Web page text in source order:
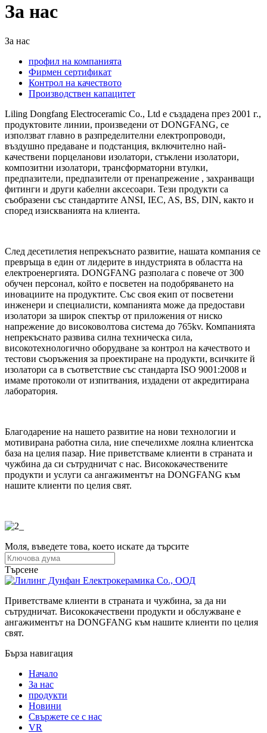
За нас
За нас
профил на компанията
Фирмен сертификат
Контрол на качеството
Производствен капацитет
Liling Dongfang Electroceramic Co., Ltd е създадена през 2001 г.,
продуктовите линии, произведени от DONGFANG, се
използват главно в разпределителни електропроводи,
въздушно предаване и подстанция, включително най-
качествени порцеланови изолатори, стъклени изолатори,
композитни изолатори, трансформаторни втулки,
предпазители, предпазители от пренапрежение , захранващи
фитинги и други кабелни аксесоари. Тези продукти са
съобразени със стандартите ANSI, IEC, AS, BS, DIN, както и
според изискванията на клиента.
След десетилетия непрекъснато развитие, нашата компания се
превръща в един от лидерите в индустрията в областта на
електроенергията. DONGFANG разполага с повече от 300
обучен персонал, който е посветен на подобряването на
иновациите на продуктите. Със своя екип от посветени
инженери и специалисти, компанията може да предостави
изолатори за широк спектър от приложения от ниско
напрежение до високоволтова система до 765kv. Компанията
непрекъснато развива силна техническа сила,
високотехнологично оборудване за контрол на качеството и
тестови съоръжения за проектиране на продукти, всичките й
изолатори са в съответствие със стандарта ISO 9001:2008 и
имаме протоколи от изпитвания, издадени от акредитирана
лаборатория.
Благодарение на нашето развитие на нови технологии и
мотивирана работна сила, ние спечелихме лоялна клиентска
база на целия пазар. Ние приветстваме клиенти в страната и
чужбина да си сътрудничат с нас. Висококачествените
продукти и услуги са ангажиментът на DONGFANG към
нашите клиенти по целия свят.
Моля, въведете това, което искате да търсите
Търсене
Приветстваме клиенти в страната и чужбина, за да ни
сътрудничат. Висококачествени продукти и обслужване е
ангажиментът на DONGFANG към нашите клиенти по целия
свят.
Бърза навигация
Начало
За нас
продукти
Новини
Свържете се с нас
VR